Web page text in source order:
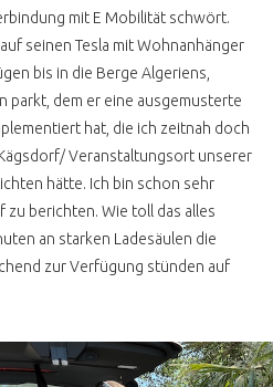
mit E Mobilität schwört.
seinen Tesla mit Wohnanhänger
bis in die Berge Algeriens,
parkt, dem er eine ausgemusterte
hat, die ich zeitnah doch
Veranstaltungsort unserer
hätte. Ich bin schon sehr
berichten. Wie toll das alles
an starken Ladesäulen die
zur Verfügung stünden auf